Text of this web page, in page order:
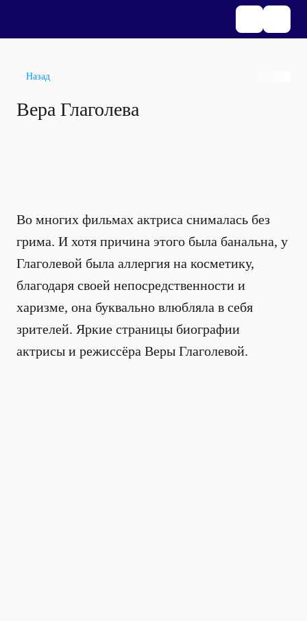
Назад
Вера Глаголева
Во многих фильмах актриса снималась без
грима. И хотя причина этого была банальна, у
Глаголевой была аллергия на косметику,
благодаря своей непосредственности и
харизме, она буквально влюбляла в себя
зрителей. Яркие страницы биографии
актрисы и режиссёра Веры Глаголевой.